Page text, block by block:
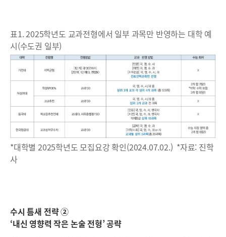
표1. 2025학년도 교과전형에서 일부 과목만 반영하는 대학 예
시(수도권 일부)
*대학별 2025학년도 모집요강 확인(2024.07.02.) *자료: 진학
사
수시 틈새 전략 ②
‘내신 영향력 작은 논술 전형’ 공략